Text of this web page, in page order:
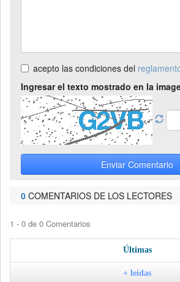
acepto las condiciones del
Ingresar el texto mostrado en la
Enviar Comentario
0 COMENTARIOS DE LOS LECTORES
1 - 0 de 0 Comentarios
Últimas
+ leídas